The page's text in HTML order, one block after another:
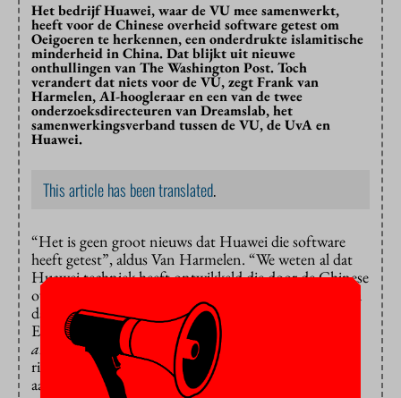
Het bedrijf Huawei, waar de VU mee samenwerkt,
heeft voor de Chinese overheid software getest om
Oeigoeren te herkennen, een onderdrukte islamitische
minderheid in China. Dat blijkt uit nieuwe
onthullingen van The Washington Post. Toch
verandert dat niets voor de VU, zegt Frank van
Harmelen, AI-hoogleraar en een van de twee
onderzoeksdirecteuren van Dreamslab, het
samenwerkingsverband tussen de VU, de UvA en
Huawei.
This article has been translated.
“Het is geen groot nieuws dat Huawei die software
heeft getest”, aldus Van Harmelen. “We weten al dat
Huawei techniek heeft ontwikkeld die door de Chinese
overheid voor dit soort doeleinden wordt gebruikt, en
dat veroordelen we ook. Maar wij werken met de
Europese tak van Huawei juist aan mensgerichte
artificial intelligence
die voldoet aan de Europese
richtlijnen. Ik denk dat we daarmee kunnen bijdragen
aan positieve ontwikkelingen binnen dat bedrijf.”